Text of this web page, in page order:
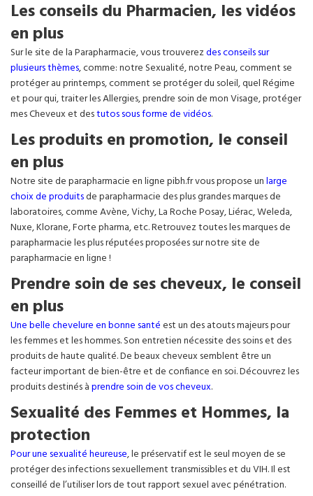
Les conseils du Pharmacien, les vidéos
en plus
Sur le site de la Parapharmacie, vous trouverezdes conseils sur
plusieurs thèmes, comme: notre Sexualité, notre Peau, comment se
protéger au printemps, comment se protéger du soleil, quel Régime
et pour qui, traiter les Allergies, prendre soin de mon Visage, protéger
mes Cheveux et destutos sous forme de vidéos.
Les produits en promotion, le conseil
en plus
Notre site de parapharmacie en ligne pibh.fr vous propose unlarge
choix de produitsde parapharmacie des plus grandes marques de
laboratoires, comme Avène, Vichy, La Roche Posay, Liérac, Weleda,
Nuxe, Klorane, Forte pharma, etc. Retrouvez toutes les marques de
parapharmacie les plus réputées proposées sur notre site de
parapharmacie en ligne !
Prendre soin de ses cheveux, le conseil
en plus
Une belle chevelure en bonne santéest un des atouts majeurs pour
les femmes et les hommes. Son entretien nécessite des soins et des
produits de haute qualité. De beaux cheveux semblent être un
facteur important de bien-être et de confiance en soi. Découvrez les
produits destinés àprendre soin de vos cheveux.
Sexualité des Femmes et Hommes, la
protection
Pour une sexualité heureuse, le préservatif est le seul moyen de se
protéger des infections sexuellement transmissibles et du VIH. Il est
conseillé de l’utiliser lors de tout rapport sexuel avec pénétration.